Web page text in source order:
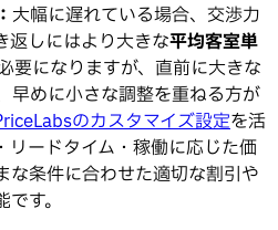
大幅に遅れている場合、交渉力
返しにはより大きな平均客室単
要になりますが、直前に大きな
早めに小さな調整を重ねる方が
のカスタマイズ設定を活
リードタイム・稼働に応じた価
な条件に合わせた適切な割引や
す。